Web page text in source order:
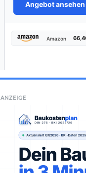
Angebot ansehen
Amazon
ANZEIGE